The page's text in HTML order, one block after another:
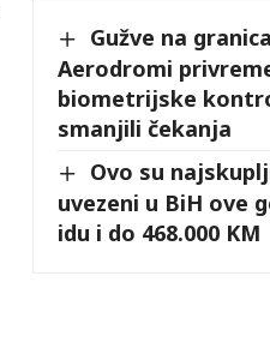
Gužve na
Aerodromi
biometrijske
smanjili čekanja
Ovo su
uvezeni u BiH ove
idu i do 468.000 KM